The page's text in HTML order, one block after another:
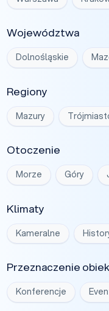
Województwa
Dolnośląskie
Regiony
Mazury
Otoczenie
Morze Góry
Klimaty
Kameralne
Przeznaczenie
Konferencje